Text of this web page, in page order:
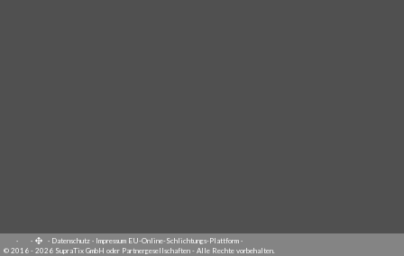
· · · Datenschutz · Impressum EU-Online-Schlichtungs-Plattform ·
© 2016 - 2026 SupraTix GmbH oder Partnergesellschaften - Alle Rechte vorbehalten.